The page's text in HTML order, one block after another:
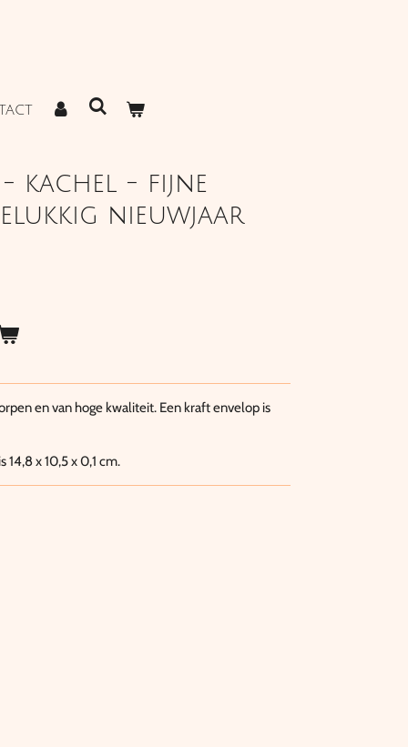
- kachel - fijne
nieuwjaar
en van hoge kwaliteit. Een kraft envelop is
14,8 x 10,5 x 0,1 cm.